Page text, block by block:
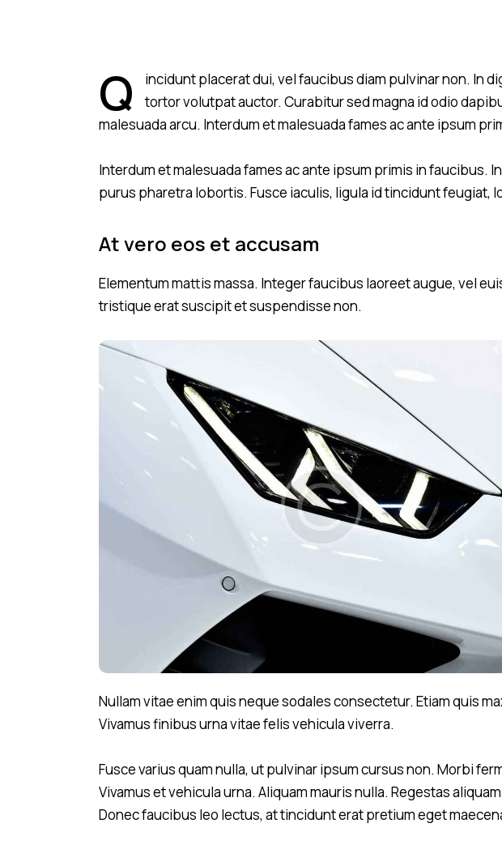
Q
incidunt placerat dui, vel faucibus diam pulvinar non. In
tortor volutpat auctor. Curabitur sed magna id odio
malesuada arcu. Interdum et malesuada fames ac ante ipsum
Interdum et malesuada fames ac ante ipsum primis in faucibus.
purus pharetra lobortis. Fusce iaculis, ligula id tincidunt feugiat,
At vero eos et accusam
Elementum mattis massa. Integer faucibus laoreet augue, vel
tristique erat suscipit et suspendisse non.
Nullam vitae enim quis neque sodales consectetur. Etiam quis
Vivamus finibus urna vitae felis vehicula viverra.
Fusce varius quam nulla, ut pulvinar ipsum cursus non. Morbi
Vivamus et vehicula urna. Aliquam mauris nulla. Regestas
Donec faucibus leo lectus, at tincidunt erat pretium eget